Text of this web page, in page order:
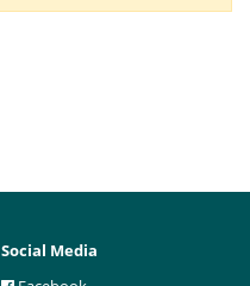
Social Media